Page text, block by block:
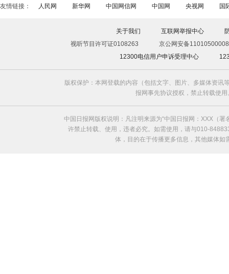
友情链接： 人民网 新华网 中国网信网 中国网 央视网 国
关于我们 互联网举报中心
视听节目许可证0108263
京公网安备
12300电信用户申诉受理中心
版权保护：本网登载的内容（包括文字、图片、多媒体资
报网事先协议授权，禁止转载使
中国日报网版权说明：凡注明来源为“中国日报网：XXX（
许禁止转载、使用，违者必究。如需使用，请与010-
体，目的在于传播更多信息，其他媒体